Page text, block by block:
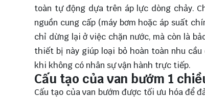
toàn tự động dựa trên áp lực dòng chảy.
nguồn cung cấp (máy bơm hoặc áp suất
chỉ dừng lại ở việc chặn nước, mà còn là
thiết bị này giúp loại bỏ hoàn toàn nhu
khi không có nhân sự vận hành trực tiếp.
Cấu tạo của van bướm 1
Cấu tạo của van bướm được tối ưu hóa để